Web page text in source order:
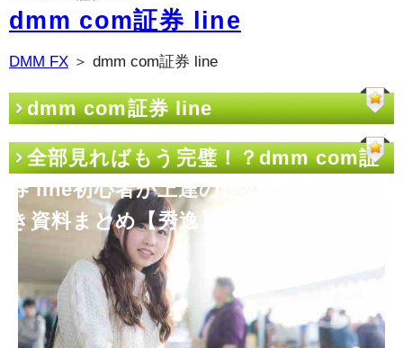
dmm com証券 line
DMM FX ＞ dmm com証券 line
dmm com証券 line
全部見ればもう完璧！？dmm com証
券 line初心者が上達のために見ておくべ
き資料まとめ【秀逸】